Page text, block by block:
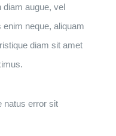
diam augue, vel
neque, aliquam
diam sit amet
natus error sit